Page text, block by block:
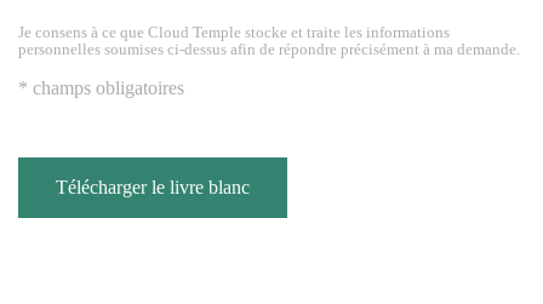
Je consens à ce que Cloud Temple stocke et traite les informations
personnelles soumises ci-dessus afin de répondre précisément à ma demande.
* champs obligatoires
Télécharger le livre blanc